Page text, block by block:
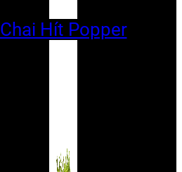
Chai Hít Popper